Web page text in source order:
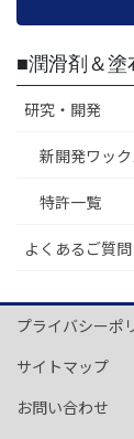
■潤滑剤＆塗
研究・開発
新開発ワック
特許一覧
よくあるご質問
プライバシーポ
サイトマップ
お問い合わせ